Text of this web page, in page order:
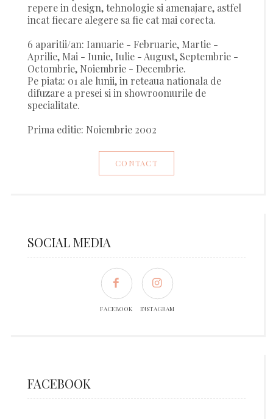
repere in design, tehnologie si amenajare, astfel
incat fiecare alegere sa fie cat mai corecta.
6 aparitii/an: Ianuarie - Februarie, Martie -
Aprilie, Mai - Iunie, Iulie - August, Septembrie -
Octombrie, Noiembrie - Decembrie.
Pe piata: 01 ale lunii, in reteaua nationala de
difuzare a presei si in showroomurile de
specialitate.
Prima editie: Noiembrie 2002
CONTACT
SOCIAL MEDIA
FACEBOOK INSTAGRAM
FACEBOOK